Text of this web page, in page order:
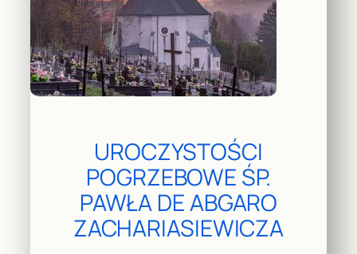
UROCZYSTOŚCI
POGRZEBOWE ŚP.
PAWŁA DE ABGARO
ZACHARIASIEWICZA